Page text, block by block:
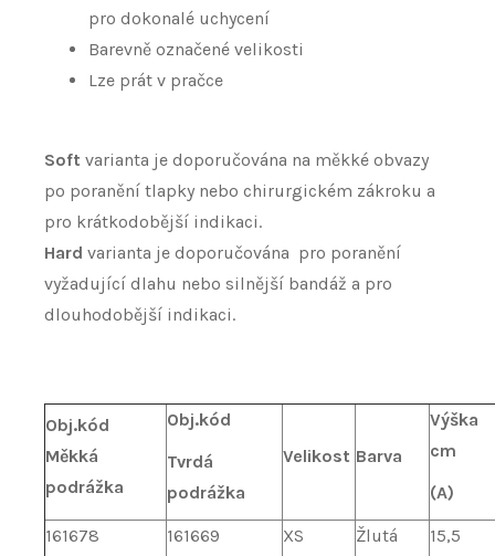
pro dokonalé uchycení
Barevně označené velikosti
Lze prát v pračce
Soft varianta je doporučována na měkké obvazy
po poranění tlapky nebo chirurgickém zákroku a
pro krátkodobější indikaci.
Hard varianta je doporučována pro poranění
vyžadující dlahu nebo silnější bandáž a pro
dlouhodobější indikaci.
Obj.kód
Měkká
podrážka
Obj.kód
Tvrdá
podrážka
Velikost Barva
Výška
cm
(A)
161678 161669 XS Žlutá 15,5